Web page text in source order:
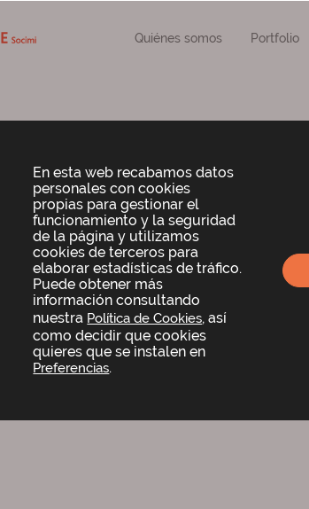
Quiénes somos Portfolio
de la
En esta web recabamos datos
personales con cookies
propias para gestionar el
funcionamiento y la seguridad
de la página y utilizamos
cookies de terceros para
elaborar estadísticas de tráfico.
Puede obtener más
información consultando
nuestra Política de Cookies, así
como decidir que cookies
quieres que se instalen en
Preferencias.